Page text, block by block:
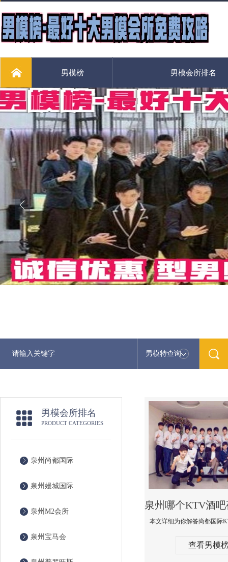
男模榜 男模会所排名
男模特查询最新男模娱乐
男模会所排名
PRODUCT CATEGORIES
泉州尚都国际
泉州嫚城国际
泉州M2会所
泉州宝马会
查看男模